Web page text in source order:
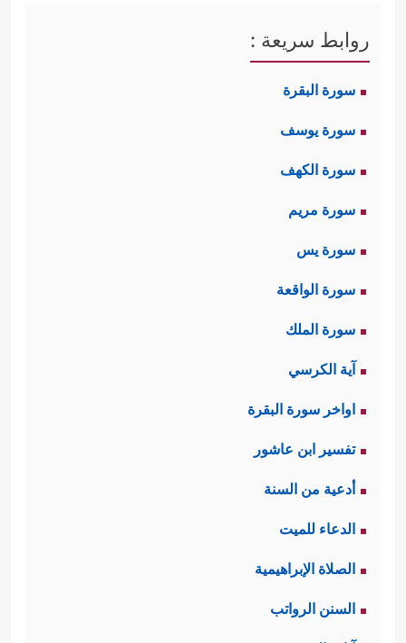
روابط سريعة :
سورة البقرة
سورة يوسف
سورة الكهف
سورة مريم
سورة يس
سورة الواقعة
سورة الملك
آية الكرسي
اواخر سورة البقرة
تفسير ابن عاشور
أدعية من السنة
الدعاء للميت
الصلاة الإبراهيمية
السنن الرواتب